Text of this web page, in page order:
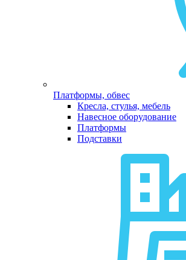
Платформы, обвес
Кресла, стулья, мебель
Навесное оборудование
Платформы
Подставки